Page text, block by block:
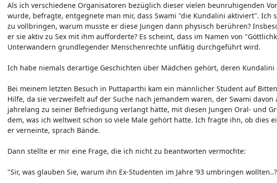
Als ich verschiedene Organisatoren bezüglich dieser vielen beunruhigenden
wurde, befragte, entgegnete man mir, dass Swami "die Kundalini aktiviert". Ich
zu vollbringen, warum musste er diese Jungen dann physisch berühren?
er sie aktiv zu Sex mit ihm aufforderte? Es scheint, dass im Namen von
Unterwandern grundlegender Menschenrechte unflätig durchgeführt wird.
Ich habe niemals derartige Geschichten über Mädchen gehört, deren
Bei meinem letzten Besuch in Puttaparthi kam ein männlicher Student auf
Hilfe, da sie verzweifelt auf der Suche nach jemandem waren, der Swami
jahrelang zu seiner Befriedigung verlangt hätte, mit diesen Jungen Oral- und
dem, was ich weltweit schon so viele Male gehört hatte. Ich fragte ihn, ob dies
er verneinte, sprach Bände.
Dann stellte er mir eine Frage, die ich nicht zu beantworten vermochte:
"Sir, was glauben Sie, warum ihn Ex-Studenten im Jahre ’93 umbringen